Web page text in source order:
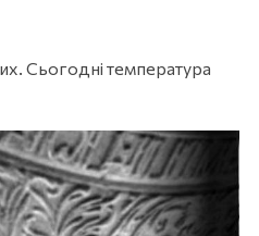
Сьогодні температура